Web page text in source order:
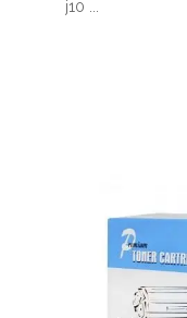
j10 ...